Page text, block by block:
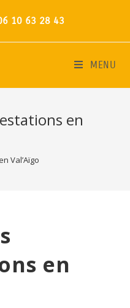
10 63 28 43
MENU
en
Val’Aïgo
en